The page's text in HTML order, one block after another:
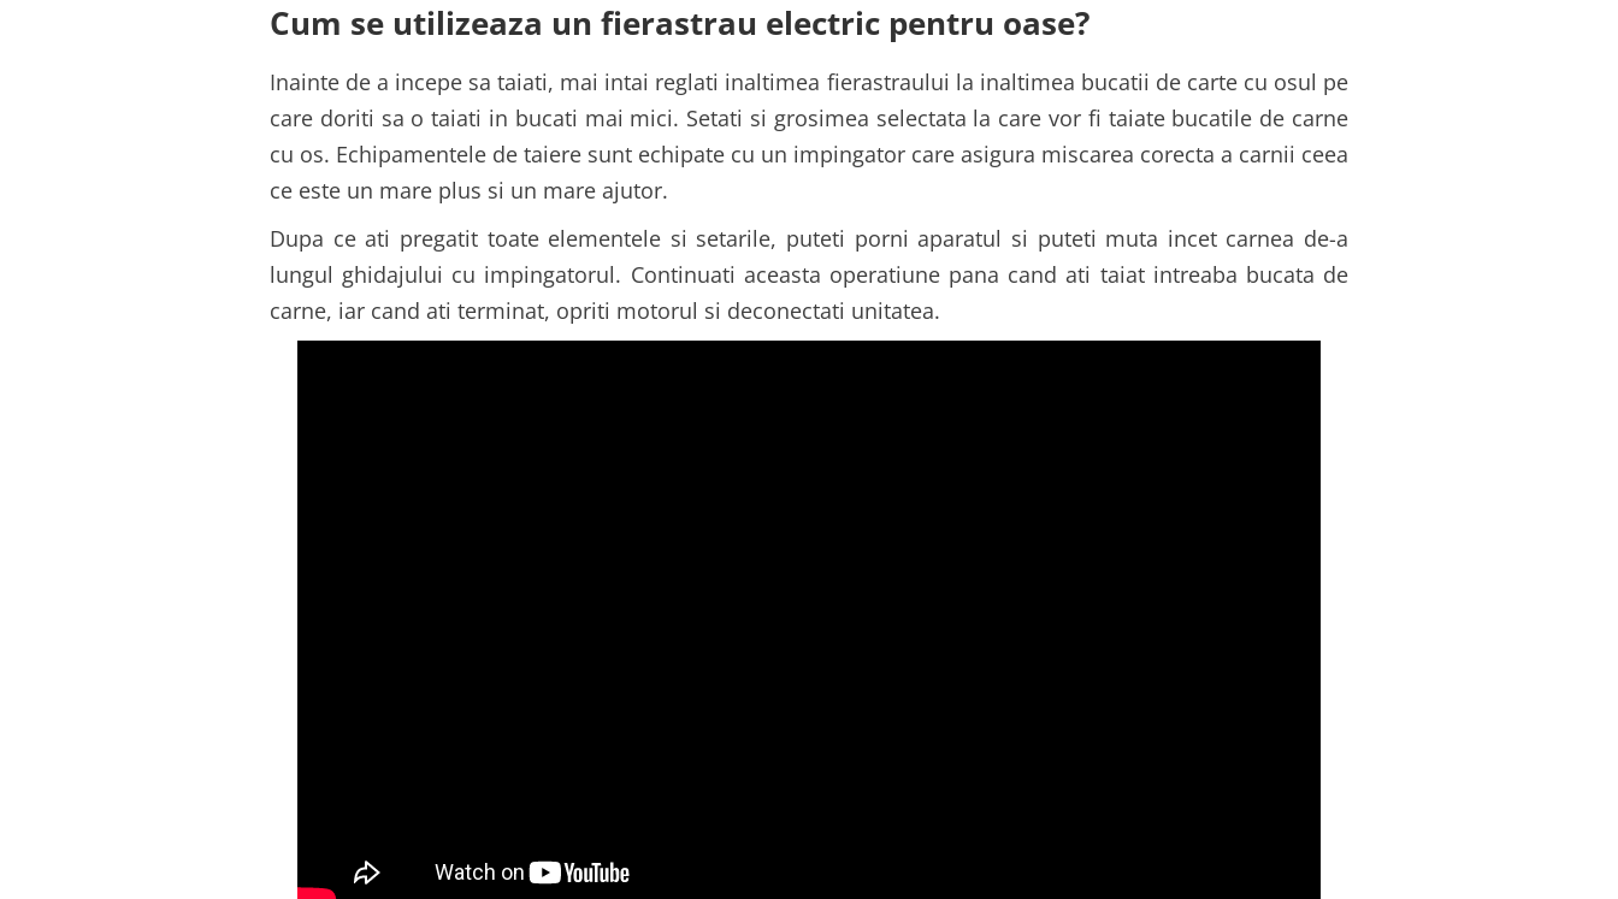
Cum se utilizeaza un fierastrau electric pentru oase?
Inainte de a incepe sa taiati, mai intai reglati inaltimea fierastraului la inaltimea bucatii de carte cu osul pe
care doriti sa o taiati in bucati mai mici. Setati si grosimea selectata la care vor fi taiate bucatile de carne
cu os. Echipamentele de taiere sunt echipate cu un impingator care asigura miscarea corecta a carnii ceea
ce este un mare plus si un mare ajutor.
Dupa ce ati pregatit toate elementele si setarile, puteti porni aparatul si puteti muta incet carnea de-a
lungul ghidajului cu impingatorul. Continuati aceasta operatiune pana cand ati taiat intreaba bucata de
carne, iar cand ati terminat, opriti motorul si deconectati unitatea.